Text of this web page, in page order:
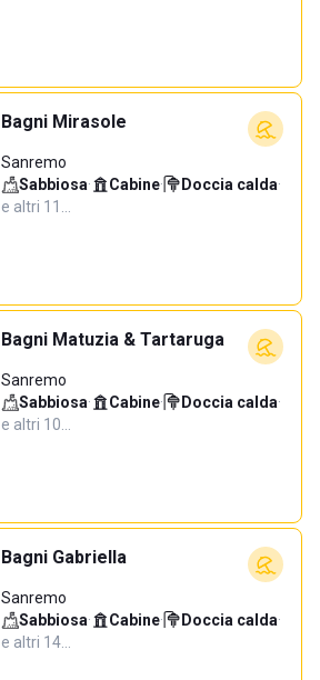
Bagni Mirasole
Sanremo
Sabbiosa· Cabine· Doccia calda·
e altri 11…
Bagni Matuzia & Tartaruga
Sanremo
Sabbiosa· Cabine· Doccia calda·
e altri 10…
Bagni Gabriella
Sanremo
Sabbiosa· Cabine· Doccia calda·
e altri 14…